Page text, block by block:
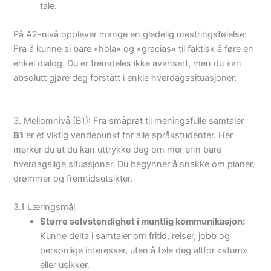
tale.
På A2-nivå opplever mange en gledelig mestringsfølelse:
Fra å kunne si bare «hola» og «gracias» til faktisk å føre en
enkel dialog. Du er fremdeles ikke avansert, men du kan
absolutt gjøre deg forstått i enkle hverdagssituasjoner.
3. Mellomnivå (B1): Fra småprat til meningsfulle samtaler
B1 er et viktig vendepunkt for alle språkstudenter. Her
merker du at du kan uttrykke deg om mer enn bare
hverdagslige situasjoner. Du begynner å snakke om planer,
drømmer og fremtidsutsikter.
3.1 Læringsmål
Større selvstendighet i muntlig kommunikasjon:
Kunne delta i samtaler om fritid, reiser, jobb og
personlige interesser, uten å føle deg altfor «stum»
eller usikker.